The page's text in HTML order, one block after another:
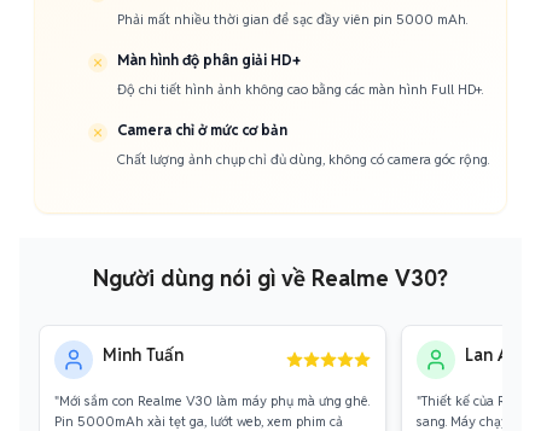
Phải mất nhiều thời gian để sạc đầy viên pin 5000 mAh.
Màn hình độ phân giải HD+
Độ chi tiết hình ảnh không cao bằng các màn hình Full HD+.
Camera chỉ ở mức cơ bản
Chất lượng ảnh chụp chỉ đủ dùng, không có camera góc rộng.
Người dùng nói gì về Realme V30?
Minh Tuấn
"Mới sắm con Realme V30 làm máy phụ mà ưng ghê.
Pin 5000mAh xài tẹt ga, lướt web, xem phim cả
Lan Anh
"Thiết kế của
sang. Máy chạy ổn